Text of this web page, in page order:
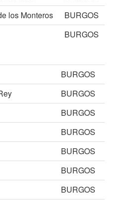
los Monteros
BURGOS
BURGOS
BURGOS
BURGOS
BURGOS
BURGOS
BURGOS
BURGOS
BURGOS